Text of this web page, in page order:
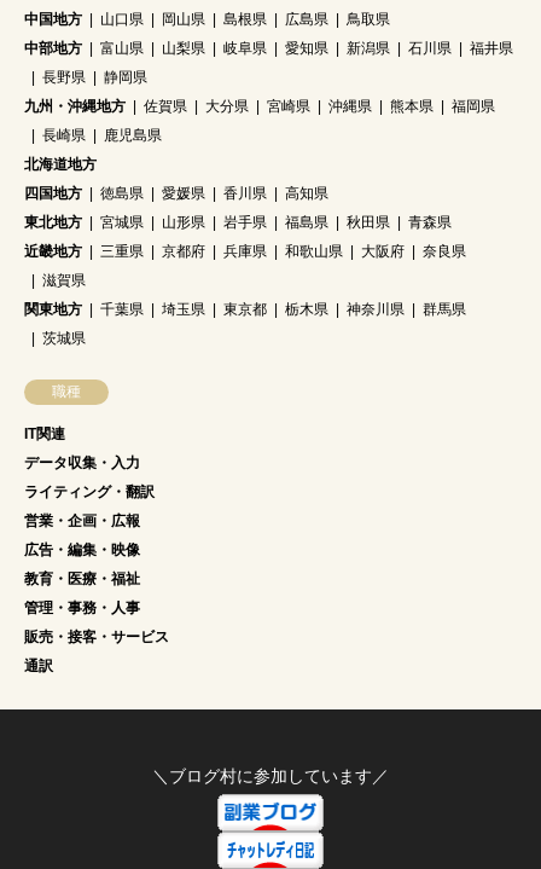
中国地方 山口県 岡山県 島根県 広島県
鳥取県
中部地方
富山県 山梨県 岐阜県 愛知県 新潟県 石川県
福井県
長野県
静岡県
九州・沖縄地方
佐賀県 大分県 宮崎県 沖縄県 熊本県
福岡県
長崎県
鹿児島県
北海道地方
四国地方
徳島県 愛媛県 香川県
高知県
東北地方
宮城県 山形県 岩手県 福島県 秋田県
青森県
近畿地方
三重県 京都府 兵庫県 和歌山県 大阪府
奈良県
滋賀県
関東地方
千葉県 埼玉県 東京都 栃木県 神奈川県
群馬県
茨城県
職種
IT関連
データ収集・入力
ライティング・翻訳
営業・企画・広報
広告・編集・映像
教育・医療・福祉
管理・事務・人事
販売・接客・サービス
通訳
＼ブログ村に参加しています／